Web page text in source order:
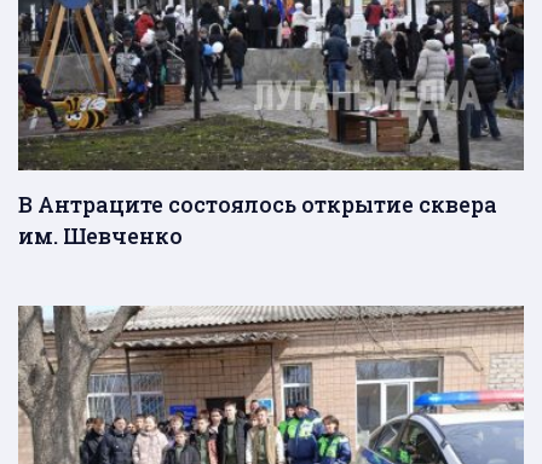
В Антраците состоялось открытие сквера
им. Шевченко